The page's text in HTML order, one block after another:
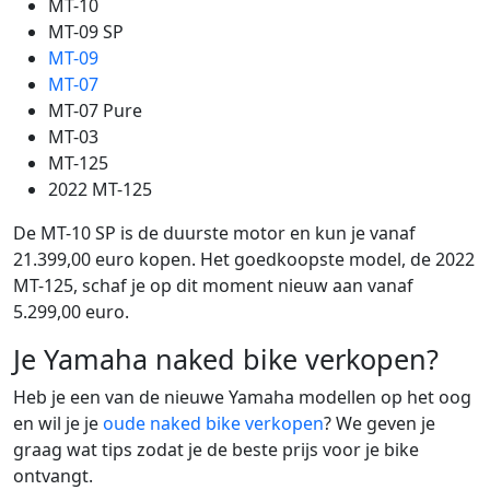
MT-10
MT-09 SP
MT-09
MT-07
MT-07 Pure
MT-03
MT-125
2022 MT-125
De MT-10 SP is de duurste motor en kun je vanaf
21.399,00 euro kopen. Het goedkoopste model, de 2022
MT-125, schaf je op dit moment nieuw aan vanaf
5.299,00 euro.
Je Yamaha naked bike verkopen?
Heb je een van de nieuwe Yamaha modellen op het oog
en wil je jeoude naked bike verkopen? We geven je
graag wat tips zodat je de beste prijs voor je bike
ontvangt.